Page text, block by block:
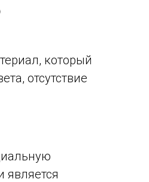
который
отсутствие
является